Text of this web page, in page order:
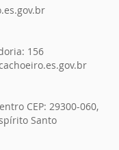
156
CEP: 29300-060,
Santo